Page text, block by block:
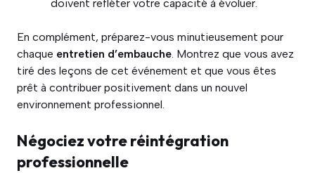
doivent refléter votre capacité à évoluer.
En complément, préparez-vous minutieusement pour
chaque entretien d’embauche. Montrez que vous avez
tiré des leçons de cet événement et que vous êtes
prêt à contribuer positivement dans un nouvel
environnement professionnel.
Négociez votre réintégration
professionnelle